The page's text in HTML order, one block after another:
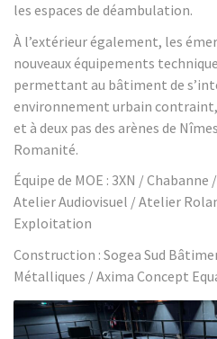
les espaces de déambulation.
À l’extérieur également, les
nouveaux équipements
permettant au bâtiment de
environnement urbain
et à deux pas des arènes de
Romanité.
Équipe de MOE : 3XN /
Atelier Audiovisuel / Atelier
Exploitation
Construction : Sogea Sud
Métalliques / Axima Concept